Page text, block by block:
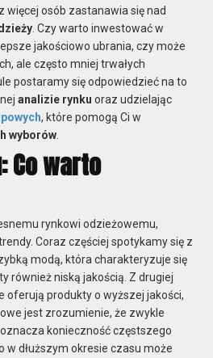
więcej osób zastanawia się nad
. Czy warto inwestować w
jakościowo ubrania, czy może
ale często mniej trwałych
postaramy się odpowiedzieć na to
analizie rynku oraz udzielając
, które pomogą Ci w
wyborów
Co warto
rynkowi odzieżowemu,
Coraz częściej spotykamy się z
modą, która charakteryzuje się
również niską jakością. Z drugiej
oferują produkty o wyższej jakości,
jest zrozumienie, że zwykle
konieczność częstszego
w dłuższym okresie czasu może